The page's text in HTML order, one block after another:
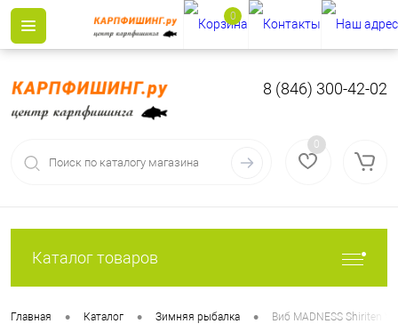
8 (846) 300-42-02
0
Каталог товаров
Главная • Каталог • Зимняя рыбалка • Виб MADNESS Shiriten
0